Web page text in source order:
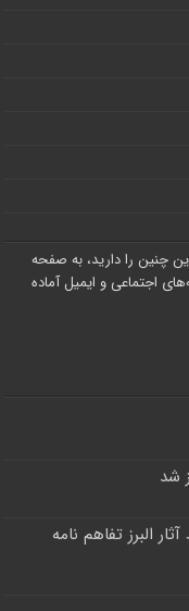
چنین را دارید، به صفحه
اجتماعی و ایمیل آماده
شد
البرز تفاهم نامه